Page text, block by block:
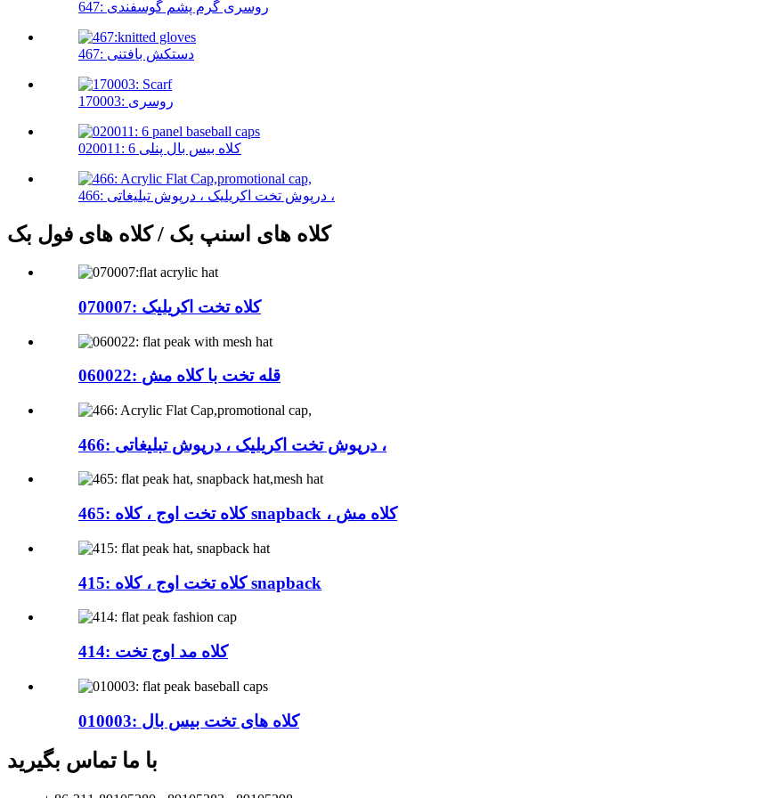
647: روسری گرم پشم گوسفندی
467: دستکش بافتنی
170003: روسری
020011: 6 کلاه بیس بال پنلی
466: درپوش تخت اکریلیک ، درپوش تبلیغاتی ،
کلاه های اسنپ بک / کلاه های فول بک
070007: کلاه تخت اکریلیک
060022: قله تخت با کلاه مش
466: درپوش تخت اکریلیک ، درپوش تبلیغاتی ،
465: کلاه تخت اوج ، کلاه snapback ، کلاه مش
415: کلاه تخت اوج ، کلاه snapback
414: کلاه مد اوج تخت
010003: کلاه های تخت بیس بال
با ما تماس بگیرید